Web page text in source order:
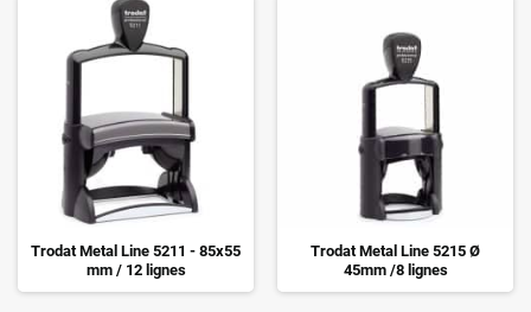
Trodat Metal Line 5211 - 85x55
mm / 12 lignes
Trodat Metal Line 5215 Ø
45mm /8 lignes